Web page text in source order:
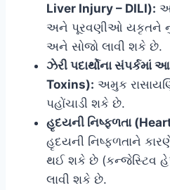
Liver Injury – DILI):
અને પૂરવણીઓ યકૃતને
અને સોજો લાવી શકે છે.
ઝેરી પદાર્થોના
Toxins): અમુક
પહોંચાડી શકે છે.
હૃદયની નિષ્ફળતા
હૃદયની નિષ્ફળતાને
થઈ શકે છે (કન્જેસ્ટિવ
લાવી શકે છે.